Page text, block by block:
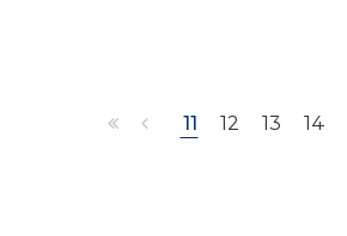
11 12 13 14